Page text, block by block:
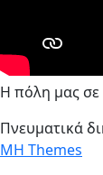
Η πόλη μας σε
Πνευματικά
MH Themes